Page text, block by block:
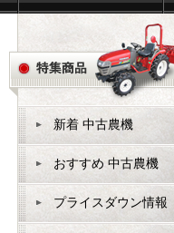
新着 中古農機
おすすめ 中古農機
プライスダウン情報